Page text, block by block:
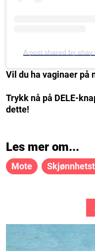
A post shared by
Vil du ha vaginaer på
Trykk nå på DELE-
dette!
Les mer om...
Mote